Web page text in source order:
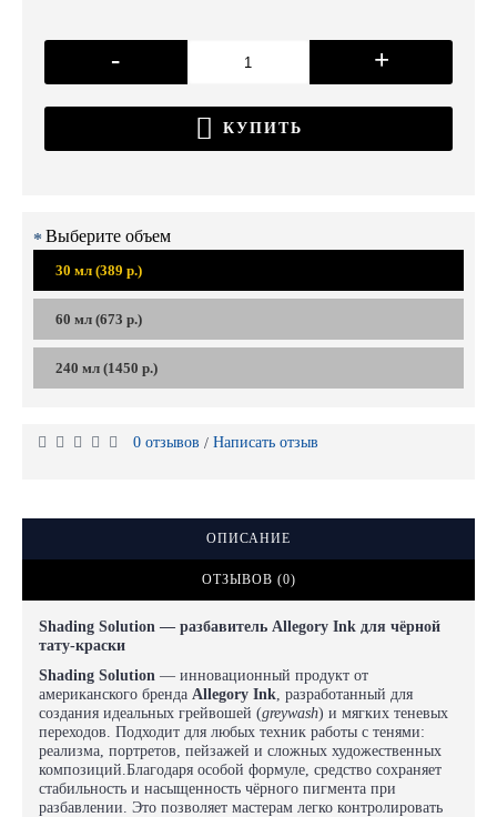
- +
КУПИТЬ
Выберите объем
30 мл (389 р.)
60 мл (673 р.)
240 мл (1450 р.)
0 отзывов / Написать отзыв
ОПИСАНИЕ
ОТЗЫВОВ (0)
Shading Solution — разбавитель Allegory Ink для чёрной
тату-краски
Shading Solution — инновационный продукт от
американского бренда Allegory Ink, разработанный для
создания идеальных грейвошей (greywash) и мягких теневых
переходов. Подходит для любых техник работы с тенями:
реализма, портретов, пейзажей и сложных художественных
композиций.Благодаря особой формуле, средство сохраняет
стабильность и насыщенность чёрного пигмента при
разбавлении. Это позволяет мастерам легко контролировать